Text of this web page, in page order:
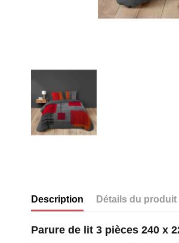
Description Détails du produit
Parure de lit 3 pièces 240 x